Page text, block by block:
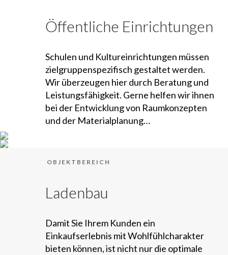
Öffentliche Einrichtungen
Schulen und Kultureinrichtungen müssen
zielgruppenspezifisch gestaltet werden.
Wir überzeugen hier durch Beratung und
Leistungsfähigkeit. Gerne helfen wir ihnen
bei der Entwicklung von Raumkonzepten
und der Materialplanung…
OBJEKTBEREICH
Ladenbau
Damit Sie Ihrem Kunden ein
Einkaufserlebnis mit Wohlfühlcharakter
bieten können, ist nicht nur die optimale